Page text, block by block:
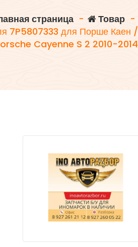
страница - Товар -
7P5807333 для Порше Каен /
Cayenne S 2 2010-2014